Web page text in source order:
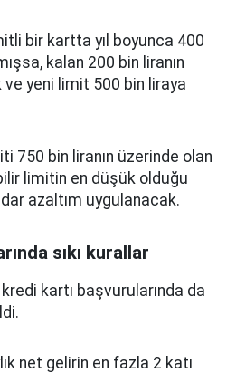
bir kartta yıl boyunca 400
kalan 200 bin liranın
yeni limit 500 bin liraya
750 bin liranın üzerinde olan
limitin en düşük olduğu
azaltım uygulanacak.
sıkı kurallar
kredi kartı başvurularında da
net gelirin en fazla 2 katı